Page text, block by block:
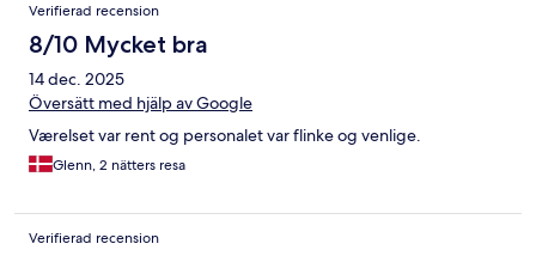
Verifierad recension
8/10 Mycket bra
14 dec. 2025
Översätt med hjälp av Google
Værelset var rent og personalet var flinke og venlige.
Glenn, 2 nätters resa
Verifierad recension